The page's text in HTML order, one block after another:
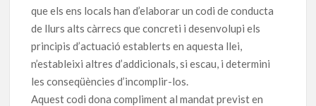
que els ens locals han d’elaborar un codi de conducta
de llurs alts càrrecs que concreti i desenvolupi els
principis d’actuació establerts en aquesta llei,
n’estableixi altres d’addicionals, si escau, i determini
les conseqüències d’incomplir-los.
Aquest codi dona compliment al mandat previst en